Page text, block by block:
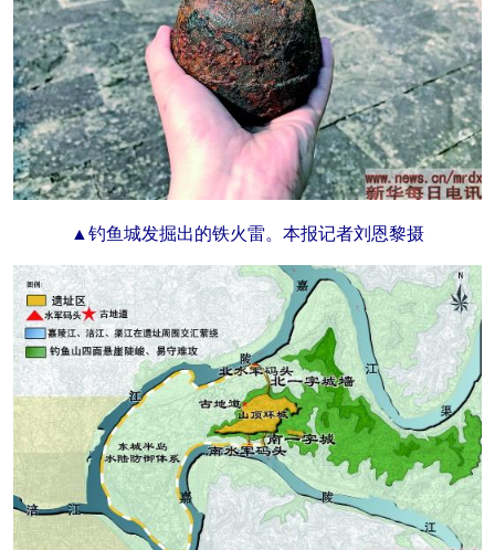
▲钓鱼城发掘出的铁火雷。本报记者刘恩黎摄